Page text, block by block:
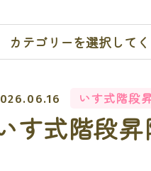
いす式階段
す式階段